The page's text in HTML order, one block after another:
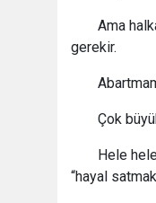
Ama
gerekir.
Çok
Hele
“hayal